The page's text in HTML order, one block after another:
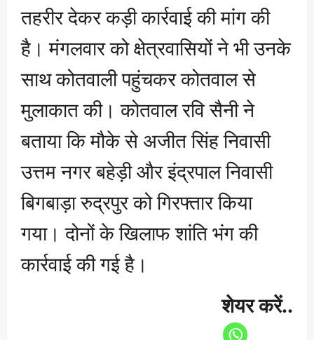
तहरीर देकर कड़ी कार्रवाई की मांग की
है। मंगलवार को क्षेत्रवासियों ने भी उनके
साथ कोतवाली पहुंचकर कोतवाल से
मुलाकात की। कोतवाल रवि सैनी ने
बताया कि मौके से अजीत सिंह निवासी
उत्तम नगर बहेड़ी और इंद्रपाल निवासी
बिगबाड़ा रुद्रपुर को गिरफ्तार किया
गया। दोनों के खिलाफ शांति भंग की
कार्रवाई की गई है।
शेयर करें..